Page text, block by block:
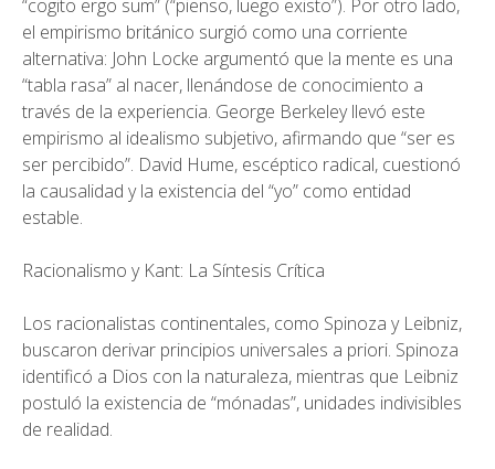
“cogito ergo sum” (“pienso, luego existo”). Por otro lado,
el empirismo británico surgió como una corriente
alternativa: John Locke argumentó que la mente es una
“tabla rasa” al nacer, llenándose de conocimiento a
través de la experiencia. George Berkeley llevó este
empirismo al idealismo subjetivo, afirmando que “ser es
ser percibido”. David Hume, escéptico radical, cuestionó
la causalidad y la existencia del “yo” como entidad
estable.
Racionalismo y Kant: La Síntesis Crítica
Los racionalistas continentales, como Spinoza y Leibniz,
buscaron derivar principios universales a priori. Spinoza
identificó a Dios con la naturaleza, mientras que Leibniz
postuló la existencia de “mónadas”, unidades indivisibles
de realidad.